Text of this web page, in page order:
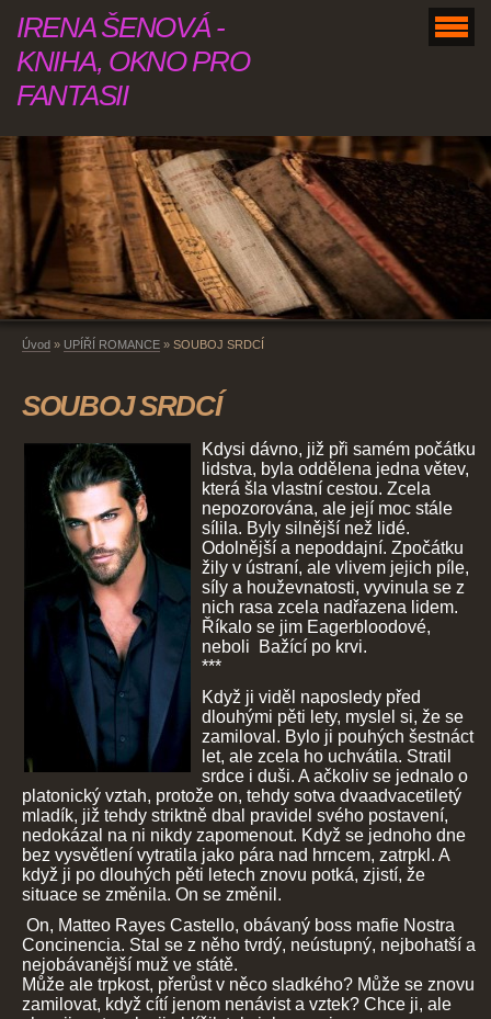
IRENA ŠENOVÁ -
KNIHA, OKNO PRO
FANTASII
Úvod » UPÍŘÍ ROMANCE » SOUBOJ SRDCÍ
SOUBOJ SRDCÍ
Kdysi dávno, již při samém počátku
lidstva, byla oddělena jedna větev,
která šla vlastní cestou. Zcela
nepozorována, ale její moc stále
sílila. Byly silnější než lidé.
Odolnější a nepoddajní. Zpočátku
žily v ústraní, ale vlivem jejich píle,
síly a houževnatosti, vyvinula se z
nich rasa zcela nadřazena lidem.
Říkalo se jim Eagerbloodové,
neboli Bažící po krvi.
***
Když ji viděl naposledy před
dlouhými pěti lety, myslel si, že se
zamiloval. Bylo ji pouhých šestnáct
let, ale zcela ho uchvátila. Stratil
srdce i duši. A ačkoliv se jednalo o
platonický vztah, protože on, tehdy sotva dvaadvacetiletý
mladík, již tehdy striktně dbal pravidel svého postavení,
nedokázal na ni nikdy zapomenout. Když se jednoho dne
bez vysvětlení vytratila jako pára nad hrncem, zatrpkl. A
když ji po dlouhých pěti letech znovu potká, zjistí, že
situace se změnila. On se změnil.
On, Matteo Rayes Castello, obávaný boss mafie Nostra
Concinencia. Stal se z něho tvrdý, neústupný, nejbohatší a
nejobávanější muž ve státě.
Může ale trpkost, přerůst v něco sladkého? Může se znovu
zamilovat, když cítí jenom nenávist a vztek? Chce ji, ale